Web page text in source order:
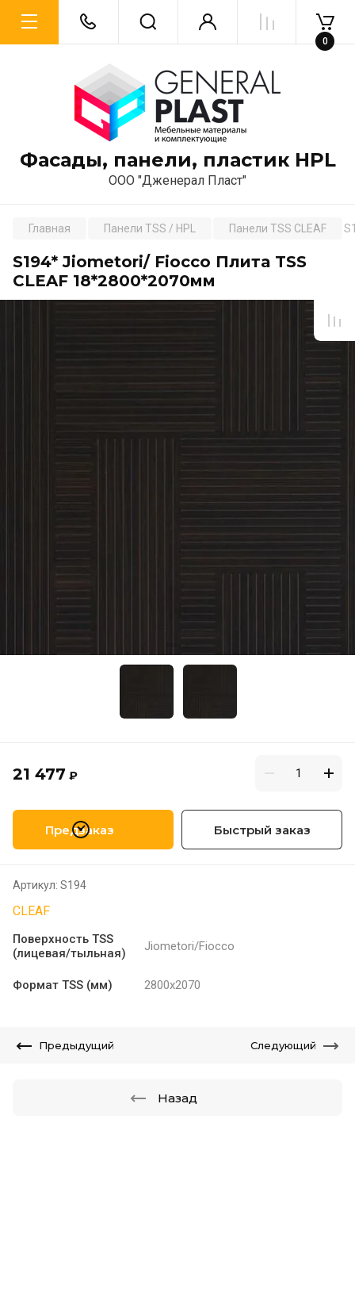
Фасады, панели, пластик HPL
ООО "Дженерал Пласт"
0
Главная Панели TSS / HPL Панели TSS CLEAF
S194* Jiometori/ Fiocco Плита TSS
CLEAF 18*2800*2070мм
21 477 ₽
Предзаказ Быстрый заказ
Артикул: S194
CLEAF
Поверхность TSS
(лицевая/тыльная)
Jiometori/Fiocco
Формат TSS (мм) 2800х2070
Предыдущий Следующий
Назад